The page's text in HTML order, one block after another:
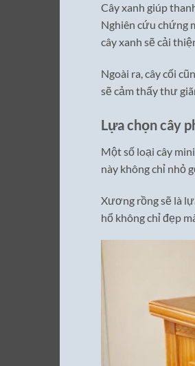
Cây xanh giúp
Nghiên cứu chứng
cây xanh sẽ cải
Ngoài ra, cây cối
sẽ cảm thấy thư
Lựa chọn cây
Một số loại cây
này không chỉ nhỏ
Xương rồng sẽ là
hổ không chỉ đẹp